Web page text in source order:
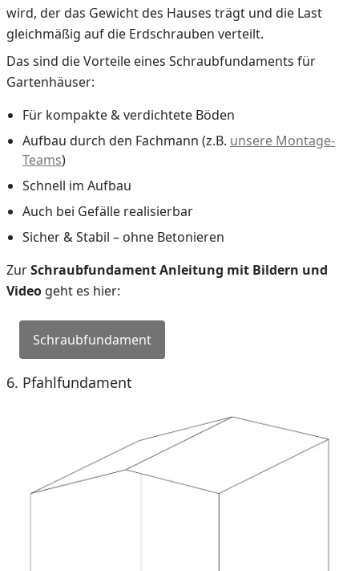
wird, der das Gewicht des Hauses trägt und die Last
gleichmäßig auf die Erdschrauben verteilt.
Das sind die Vorteile eines Schraubfundaments für
Gartenhäuser:
Für kompakte & verdichtete Böden
Aufbau durch den Fachmann (z.B. unsere Montage-
Teams)
Schnell im Aufbau
Auch bei Gefälle realisierbar
Sicher & Stabil – ohne Betonieren
ZurSchraubfundament Anleitung mit Bildern und
Video geht es hier:
Schraubfundament
6. Pfahlfundament